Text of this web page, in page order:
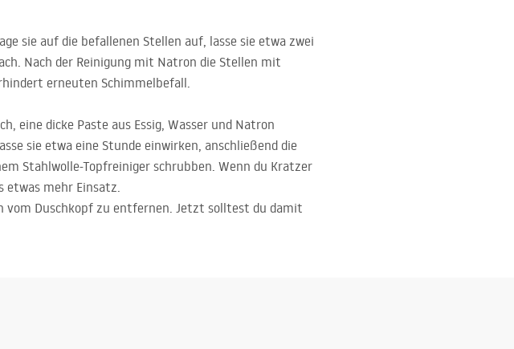
sie auf die befallenen Stellen auf, lasse sie etwa zwei
Nach der Reinigung mit Natron die Stellen mit
erneuten Schimmelbefall.
eine dicke Paste aus Essig, Wasser und Natron
sie etwa eine Stunde einwirken, anschließend die
Stahlwolle-Topfreiniger schrubben. Wenn du Kratzer
etwas mehr Einsatz.
vom Duschkopf zu entfernen. Jetzt solltest du damit